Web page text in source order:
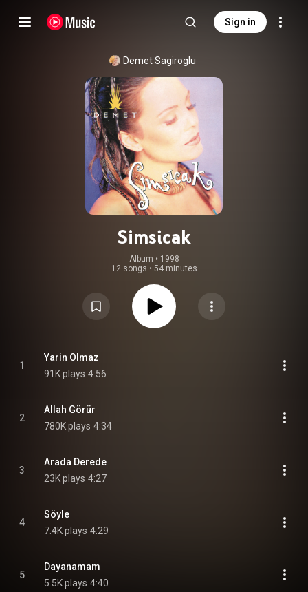
Sign in
Demet Sagiroglu
Simsicak
Album • 1998
12 songs • 54 minutes
1
Yarin Olmaz
91K plays 4:56
2
Allah Görür
780K plays 4:34
3
Arada Derede
23K plays 4:27
4
Söyle
7.4K plays 4:29
5
Dayanamam
5.5K plays 4:40